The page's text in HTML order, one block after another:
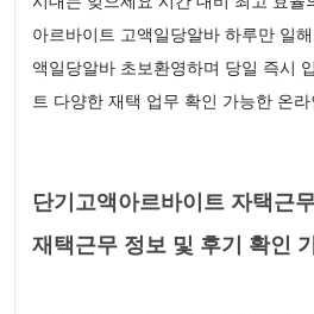
아르바이트 고액일당알바 하루만 일
액일당알바 초보환영하며 당일 즉시
트 다양한 재택 업무 확인 가능한 온
단기고액아르바이트 자택근
재택근무 정보 및 후기 확인